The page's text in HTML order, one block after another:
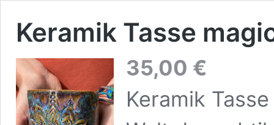
Keramik Tasse
35,00 €
Keramik